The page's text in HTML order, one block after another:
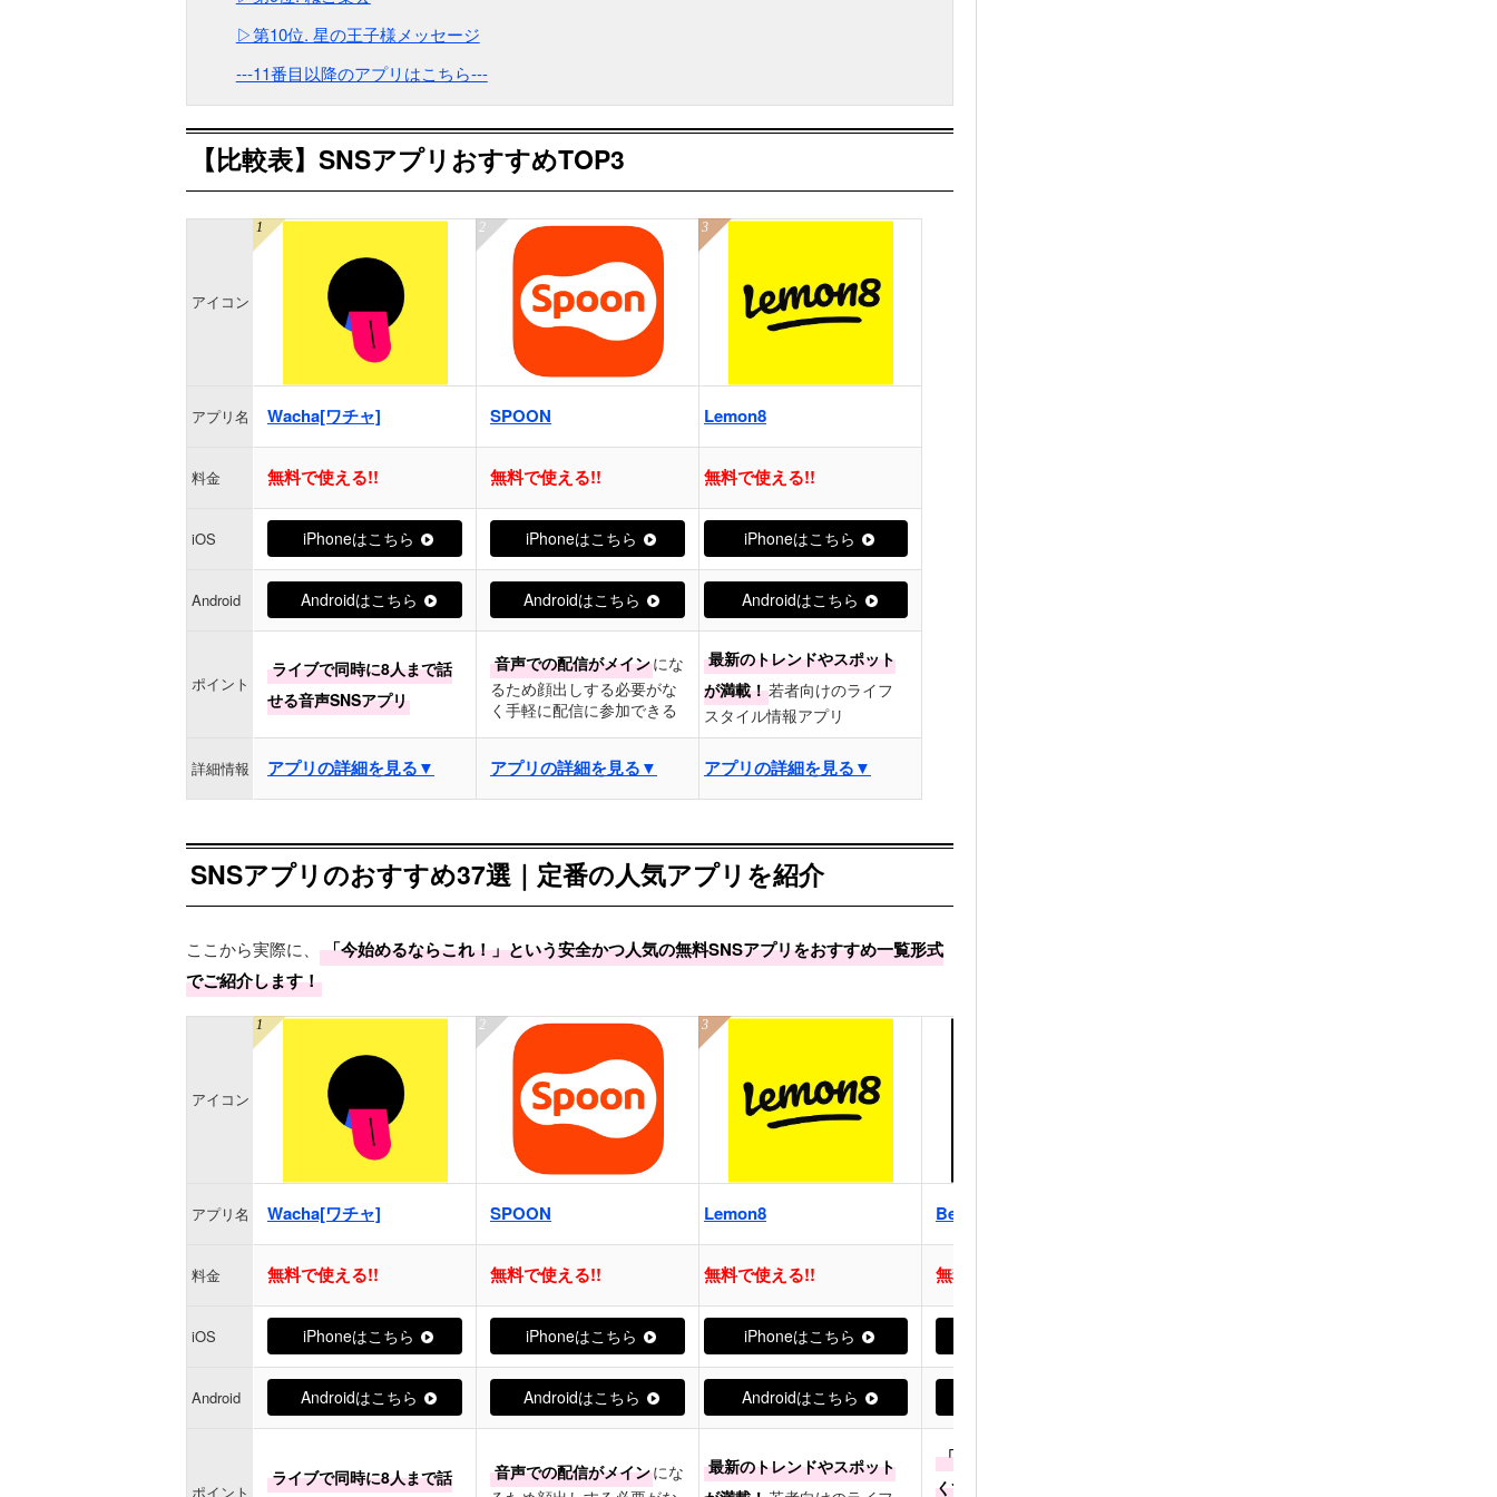
▷第10位. 星の王子様メッセージ
---11番目以降のアプリはこちら---
【比較表】SNSアプリおすすめTOP3
アイコン
アプリ名 Wacha[ワチャ] SPOON Lemon8
料金 無料で使える!! 無料で使える!! 無料で使える!!
iOS iPhoneはこちら iPhoneはこちら iPhoneはこちら
Android Androidはこちら Androidはこちら Androidはこちら
ポイント
ライブで同時に8人まで話
せる音声SNSアプリ
音声での配信がメインにな
るため顔出しする必要がな
く手軽に配信に参加できる
最新のトレンドやスポット
が満載！若者向けのライフ
スタイル情報アプリ
詳細情報 アプリの詳細を見る▼ アプリの詳細を見る▼ アプリの詳細を見る▼
SNSアプリのおすすめ37選｜定番の人気アプリを紹介
ここから実際に、
「今始めるならこれ！」という安全かつ人気の無料SNSアプリをおすすめ一覧形式
でご紹介します！
アイコン
アプリ名 Wacha[ワチャ] SPOON Lemon8 BeReal
料金 無料で使える!! 無料で使える!! 無料で使える!! 無料で使える!!
iOS iPhoneはこちら iPhoneはこちら iPhoneはこちら
Android Androidはこちら Androidはこちら Androidはこちら
ポイント
ライブで同時に8人まで話 音声での配信がメインにな
最新のトレンドやスポット
「いいね」も「加工」もな
くて気がラク！